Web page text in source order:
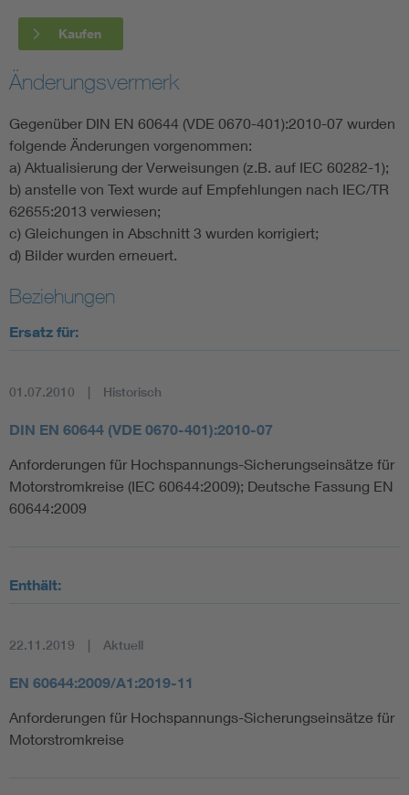
Kaufen
Änderungsvermerk
Gegenüber DIN EN 60644 (VDE 0670-401):2010-07 wurden
folgende Änderungen vorgenommen:
a) Aktualisierung der Verweisungen (z.B. auf IEC 60282-1);
b) anstelle von Text wurde auf Empfehlungen nach IEC/TR
62655:2013 verwiesen;
c) Gleichungen in Abschnitt 3 wurden korrigiert;
d) Bilder wurden erneuert.
Beziehungen
Ersatz für:
01.07.2010 Historisch
DIN EN 60644 (VDE 0670-401):2010-07
Anforderungen für Hochspannungs-Sicherungseinsätze für
Motorstromkreise (IEC 60644:2009); Deutsche Fassung EN
60644:2009
Enthält:
22.11.2019 Aktuell
EN 60644:2009/A1:2019-11
Anforderungen für Hochspannungs-Sicherungseinsätze für
Motorstromkreise